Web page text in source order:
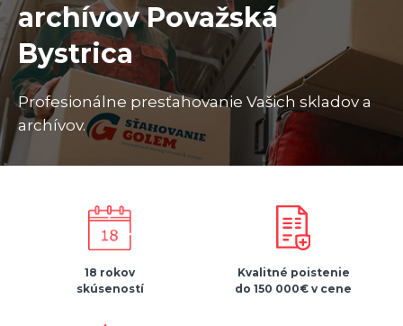
AKCIE A ZĽAVY
SKLADOVANIE
REFERENCIE
CENNÍK
KONTAKT
archívov Považská
Bystrica
Profesionálne presťahovanie Vašich skladov a
archívov.
18 rokov
skúseností
Kvalitné poistenie
do 150 000€ v cene